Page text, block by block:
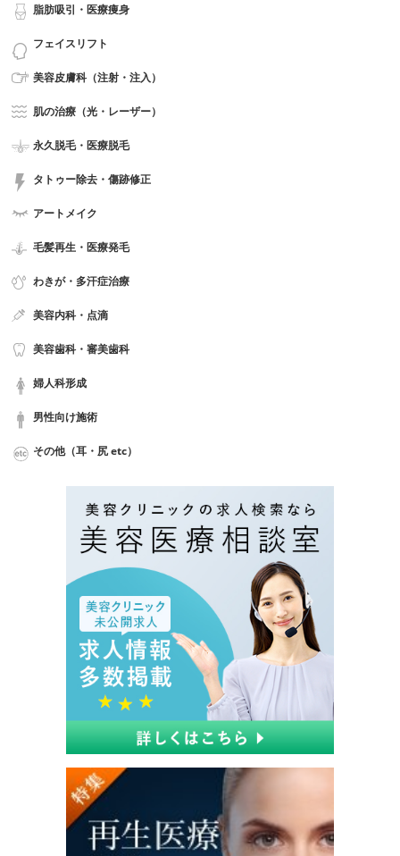
脂肪吸引・医療痩身
フェイスリフト
美容皮膚科（注射・注入）
肌の治療（光・レーザー）
永久脱毛・医療脱毛
タトゥー除去・傷跡修正
アートメイク
毛髪再生・医療発毛
わきが・多汗症治療
美容内科・点滴
美容歯科・審美歯科
婦人科形成
男性向け施術
その他（耳・尻 etc）